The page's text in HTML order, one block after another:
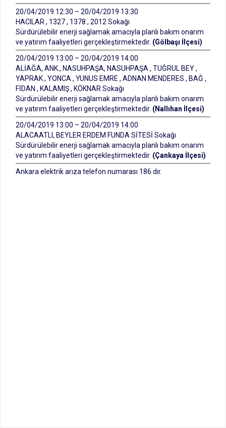
20/04/2019 12:30 – 20/04/2019 13:30
HACILAR , 1327 , 1378 , 2012 Sokağı
Sürdürülebilir enerji sağlamak amacıyla planlı bakım onarım
ve yatırım faaliyetleri gerçekleştirmektedir. (Gölbaşı İlçesi)
20/04/2019 13:00 – 20/04/2019 14:00
ALİAĞA, ANK., NASUHPAŞA, NASUHPAŞA , TUĞRUL BEY ,
YAPRAK , YONCA , YUNUS EMRE , ADNAN MENDERES , BAĞ ,
FİDAN , KALAMIŞ , KÖKNAR Sokağı
Sürdürülebilir enerji sağlamak amacıyla planlı bakım onarım
ve yatırım faaliyetleri gerçekleştirmektedir. (Nallıhan İlçesi)
20/04/2019 13:00 – 20/04/2019 14:00
ALACAATLI, BEYLER ERDEM FUNDA SİTESİ Sokağı
Sürdürülebilir enerji sağlamak amacıyla planlı bakım onarım
ve yatırım faaliyetleri gerçekleştirmektedir. (Çankaya İlçesi)
Ankara elektrik arıza telefon numarası 186 dır.